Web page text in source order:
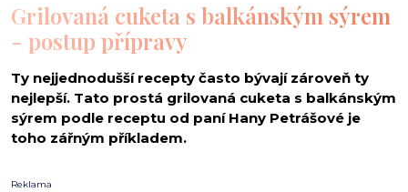
Grilovaná cuketa s balkánským sýrem
- postup přípravy
Ty nejjednodušší recepty často bývají zároveň ty
nejlepší. Tato prostá grilovaná cuketa s balkánským
sýrem podle receptu od paní Hany Petrášové je
toho zářným příkladem.
Reklama